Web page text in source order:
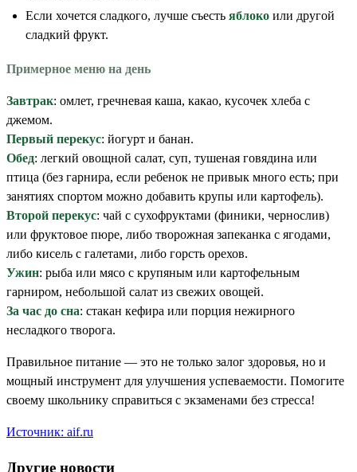
Если хочется сладкого, лучше съесть яблоко или другой
сладкий фрукт.
Примерное меню на день
Завтрак: омлет, гречневая каша, какао, кусочек хлеба с
джемом.
Первый перекус: йогурт и банан.
Обед: легкий овощной салат, суп, тушеная говядина или
птица (без гарнира, если ребенок не привык много есть; при
занятиях спортом можно добавить крупы или картофель).
Второй перекус: чай с сухофруктами (финики, чернослив)
или фруктовое пюре, либо творожная запеканка с ягодами,
либо кисель с галетами, либо горсть орехов.
Ужин: рыба или мясо с крупяным или картофельным
гарниром, небольшой салат из свежих овощей.
За час до сна: стакан кефира или порция нежирного
несладкого творога.
Правильное питание — это не только залог здоровья, но и
мощный инструмент для улучшения успеваемости. Помогите
своему школьнику справиться с экзаменами без стресса!
Источник: aif.ru
Другие новости